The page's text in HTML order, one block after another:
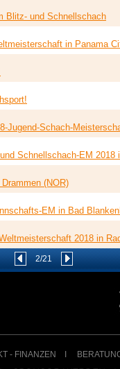
Blitz- und Schnellschach
in Panama
Jugend-Schach-
Schnellschach-EM 2018
(NOR)
EM in Bad
2018 in
2/21
- FINANZEN